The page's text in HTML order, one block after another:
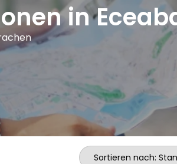
in
Sortieren nach: